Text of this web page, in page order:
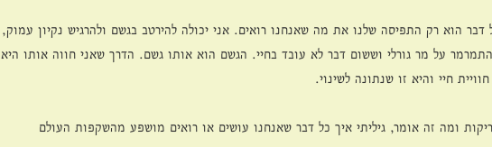
דבר הוא רק התפיסה שלנו את מה שאנחנו רואים. אני יכולה להירטב בגשם ולהרגיש נקיון עמוק,
על מר גורלי וששום דבר לא עובד בחיי. הגשם הוא אותו גשם. הדרך שאני חווה אותו היא
חיי והיא זו שנתונה לשינוי.
ומה זה אומר, גיליתי איך כל דבר שאנחנו עושים או רואים מושפע מהשקפות העולם